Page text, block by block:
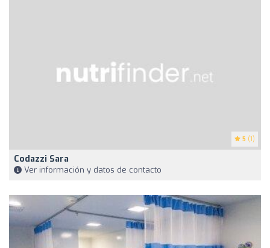
5 (1)
Codazzi Sara
Ver información y datos de contacto